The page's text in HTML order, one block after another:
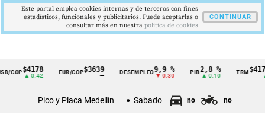
Cintillo
COP$4178
▲ 0.42
EUR/COP$3639
—
DESEMPLEO9,9 %
▼ 0.30
PIB 2,8 %
▲ 0.10
TRM
Pico y Placa Medellín Sabado no no
Este portal emplea cookies internas y de terceros con fines
estadísticos, funcionales y publicitarios. Puede aceptarlas o
consultar más en nuestra politica de cookies
CONTINUAR